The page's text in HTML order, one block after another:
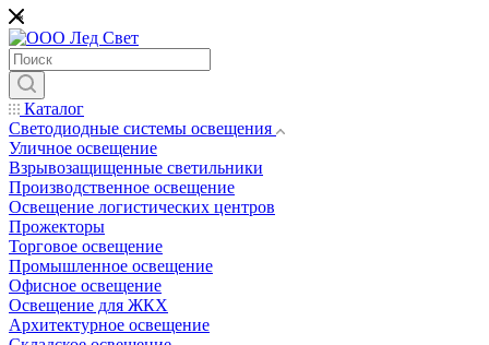
Каталог
Светодиодные системы освещения
Уличное освещение
Взрывозащищенные светильники
Производственное освещение
Освещение логистических центров
Прожекторы
Торговое освещение
Промышленное освещение
Офисное освещение
Освещение для ЖКХ
Архитектурное освещение
*